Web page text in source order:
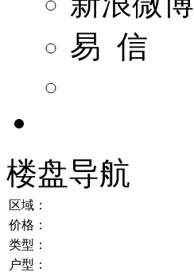
易 信
楼盘导航
区域：
价格：
类型：
户型：